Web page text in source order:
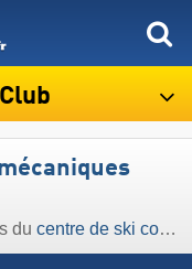
du centre de ski couvert Norfolk Snowsports Club